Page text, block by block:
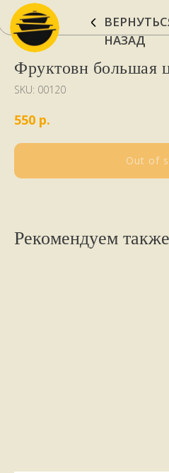
ВЕРНУТЬСЯ
НАЗАД
Фруктовн большая
SKU: 00120
550 р.
Out of
Рекомендуем также